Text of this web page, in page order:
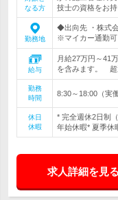
なる方
技士の資格をお
勤務地
◆出向先 ・株式
※マイカー通勤
給与
月給27万円～41
を含みます。 超
勤務
時間
8:30～18:00（実
休日
休暇
* 完全週休2日制
年始休暇* 夏季休
求人詳細を見る